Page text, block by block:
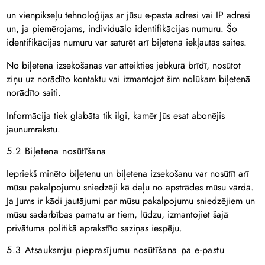
un vienpikseļu tehnoloģijas ar jūsu e-pasta adresi vai IP adresi
un, ja piemērojams, individuālo identifikācijas numuru. Šo
identifikācijas numuru var saturēt arī biļetenā iekļautās saites.
No biļetena izsekošanas var atteikties jebkurā brīdī, nosūtot
ziņu uz norādīto kontaktu vai izmantojot šim nolūkam biļetenā
norādīto saiti.
Informācija tiek glabāta tik ilgi, kamēr Jūs esat abonējis
jaunumrakstu.
5.2 Biļetena nosūtīšana
Iepriekš minēto biļetenu un biļetena izsekošanu var nosūtīt arī
mūsu pakalpojumu sniedzēji kā daļu no apstrādes mūsu vārdā.
Ja Jums ir kādi jautājumi par mūsu pakalpojumu sniedzējiem un
mūsu sadarbības pamatu ar tiem, lūdzu, izmantojiet šajā
privātuma politikā aprakstīto saziņas iespēju.
5.3 Atsauksmju pieprasījumu nosūtīšana pa e-pastu